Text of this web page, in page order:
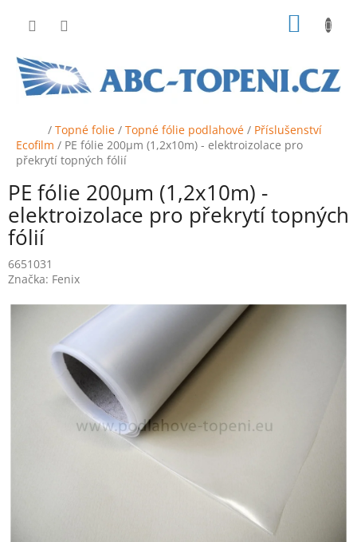
Domů
/ Topné folie / Topné fólie podlahové / Příslušenství
Ecofilm / PE fólie 200µm (1,2x10m) - elektroizolace pro
překrytí topných fólií
PE fólie 200µm (1,2x10m) -
elektroizolace pro překrytí topných
fólií
6651031
Značka: Fenix